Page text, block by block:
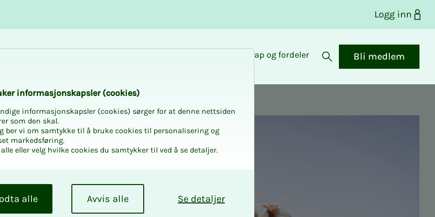
Logg inn
Medlemskap og fordeler
Åpne søk
Bli medlem
med små barn
deg
in­­­for­­­ma­­­sjons­­­kaps­­­­­ler (cookies)
informasjonskapsler (cookies) sørger for at denne nettsiden
som den skal.
ber vi om samtykke til å bruke cookies til personalisering og
markedsføring.
eller velg hvilke cookies du samtykker til ved å se detaljer.
Se detaljer
Avvis alle
alle